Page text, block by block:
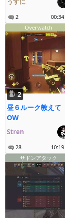
2 00:34
Overwatch
2
昼６ルーク教えて
OW
Stren
28 10:19
サドンアタック